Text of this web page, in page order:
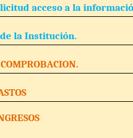
acceso a la
la Institución.